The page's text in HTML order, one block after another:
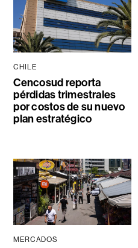
CHILE
Cencosud reporta
pérdidas trimestrales
por costos de su nuevo
plan estratégico
MERCADOS